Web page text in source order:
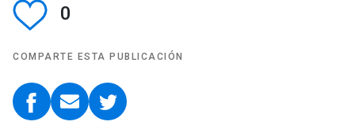
0
COMPARTE ESTA PUBLICACIÓN